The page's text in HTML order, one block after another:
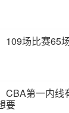
109场比赛65
第一内线
要